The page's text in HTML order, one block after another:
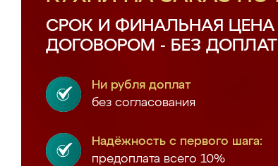
СРОК И ФИНАЛЬНАЯ ЦЕНА
ДОГОВОРОМ - БЕЗ
Ни рубля доплат
без согласования
Надёжность с первого шага:
предоплата всего 10%